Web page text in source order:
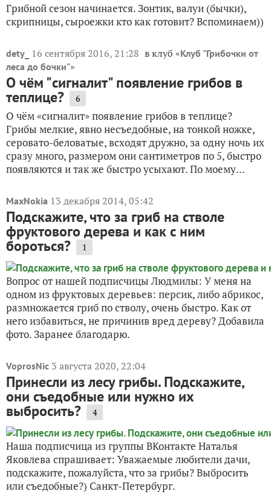
Грибной сезон начинается. Зонтик, валуи (бычки),
скрипницы, сыроежки кто как готовит? Вспоминаем))
dety_ 16 сентября 2016, 21:28 в клуб «Клуб "Грибочки от
леса до бочки"»
О чём "сигналит" появление грибов в
теплице? 6
О чём «сигналит» появление грибов в теплице?
Грибы мелкие, явно несъедобные, на тонкой ножке,
серовато-беловатые, всходят дружно, за одну ночь их
сразу много, размером они сантиметров по 5, быстро
появляются и так же быстро усыхают. По моему...
MaxNokia 13 декабря 2014, 05:42
Подскажите, что за гриб на стволе
фруктового дерева и как с ним
бороться? 1
Вопрос от нашей подписчицы Людмилы: У меня на
одном из фруктовых деревьев: персик, либо абрикос,
размножается гриб по стволу, очень быстро. Как от
него избавиться, не причинив вред дереву? Добавила
фото. Заранее благодарю.
VoprosNic 3 августа 2020, 22:04
Принесли из лесу грибы. Подскажите,
они съедобные или нужно их
выбросить? 4
Наша подписчица из группы ВКонтакте Наталья
Яковлева спрашивает: Уважаемые любители дачи,
подскажите, пожалуйста, что за грибы? Выбросить
или съедобные?) Санкт-Петербург.